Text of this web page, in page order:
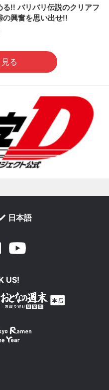
る!! バリバリ伝説のクリアフ
の興奮を思い出せ!!
る
日本語
Facebook
US!